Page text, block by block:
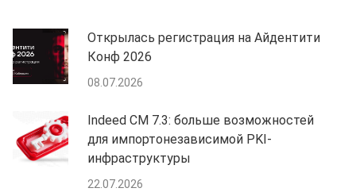
Открылась регистрация на Айдентити
Конф 2026
08.07.2026
Indeed CM 7.3: больше возможностей
для импортонезависимой PKI-
инфраструктуры
22.07.2026